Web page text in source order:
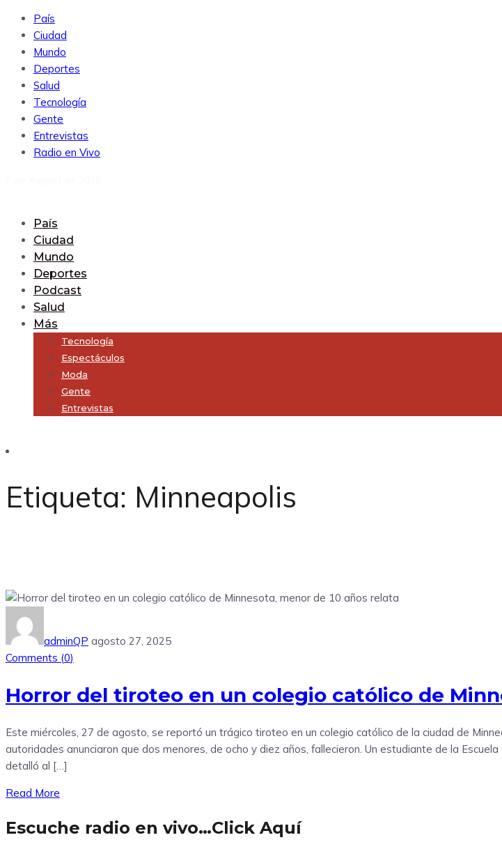
País
Ciudad
Mundo
Deportes
Salud
Tecnología
Gente
Entrevistas
Radio en Vivo
País
Ciudad
Mundo
Deportes
Podcast
Salud
Más
Tecnología
Espectáculos
Moda
Gente
Entrevistas
Etiqueta: Minneapolis
adminQP agosto 27, 2025
Comments (0)
Horror del tiroteo en un colegio católico de
Este miércoles, 27 de agosto, se reportó un trágico tiroteo en un colegio católico de la ciudad de
autoridades anunciaron que dos menores, de ocho y diez años, fallecieron. Un estudiante de la
detalló al […]
Read More
Escuche radio en vivo…Click Aquí